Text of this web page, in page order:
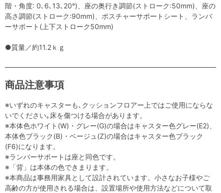
階・角度: 0､6､13､20°)、座の奥行き調節(ストローク:50mm)、座の
高さ調節(ストローク:90mm)、ポスチャーサポートシート、ランバ
ーサポート(上下ストローク50mm)
●質量／約11.2ｋｇ
商品注意事項
※いずれのキャスターも､クッションフロアー上ではご使用にならな
いでください｡床を傷つける場合があります。
※本体色ホワイト(W)・グレー(G)の場合はキャスター色グレー(E2)、
本体色ブラック(B)・ベージュ(Z)の場合はキャスター色ブラック
(F6)になります。
※ランバーサポートは座と同色です。
※「背」は本体の色できまります。
※本商品は事務用家具として設計されています。小さなお子様やご
高齢の方が使用される場合は、設置場所や使用方法などについて取